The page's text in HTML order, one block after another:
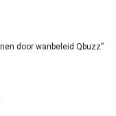
door wanbeleid Qbuzz”